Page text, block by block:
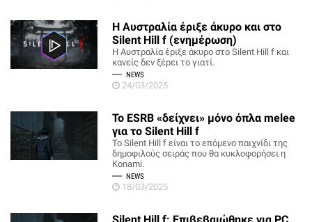
Η Αυστραλία έριξε άκυρο και στο
Silent Hill f (ενημέρωση)
Η Αυστραλία έριξε άκυρο στο Silent Hill f και
κανείς δεν ξέρει το γιατί.
NEWS
24/03/2025
Το ESRB «δείχνει» μόνο όπλα melee
για το Silent Hill f
Το Silent Hill f είναι το επόμενο παιχνίδι της
δημοφιλούς σειράς που θα κυκλοφορήσει η
Konami.
NEWS
18/03/2025